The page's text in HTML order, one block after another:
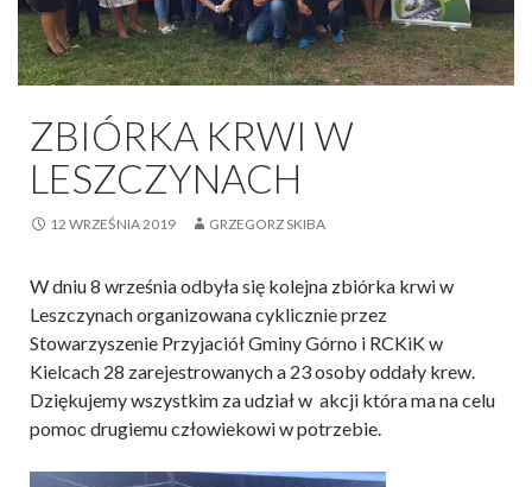
ZBIÓRKA KRWI W
LESZCZYNACH
12 WRZEŚNIA 2019 GRZEGORZ SKIBA
W dniu 8 września odbyła się kolejna zbiórka krwi w
Leszczynach organizowana cyklicznie przez
Stowarzyszenie Przyjaciół Gminy Górno i RCKiK w
Kielcach 28 zarejestrowanych a 23 osoby oddały krew.
Dziękujemy wszystkim za udział w akcji która ma na celu
pomoc drugiemu człowiekowi w potrzebie.